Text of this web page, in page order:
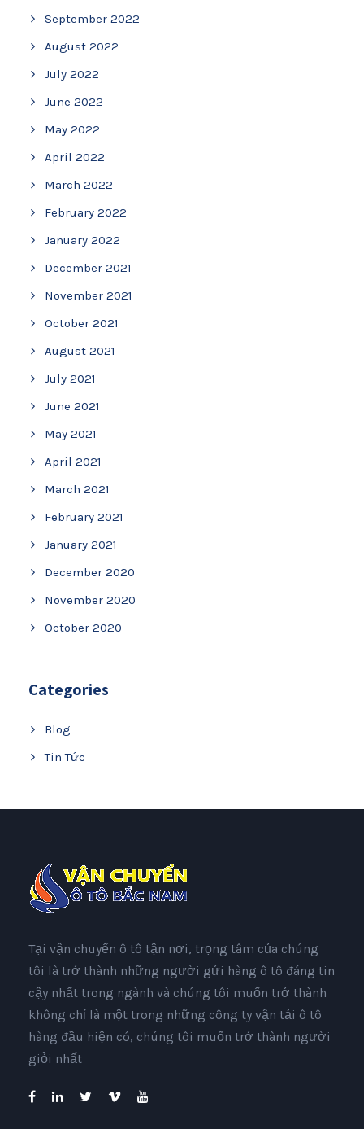
September 2022
August 2022
July 2022
June 2022
May 2022
April 2022
March 2022
February 2022
January 2022
December 2021
November 2021
October 2021
August 2021
July 2021
June 2021
May 2021
April 2021
March 2021
February 2021
January 2021
December 2020
November 2020
October 2020
Categories
Blog
Tin Tức
Tại vận chuyển ô tô tận nơi, trọng tâm của chúng
tôi là trở thành những người gửi hàng ô tô đáng tin
cậy nhất trong ngành và chúng tôi muốn trở thành
không chỉ là một trong những công ty vận tải ô tô
hàng đầu hiện có, chúng tôi muốn trở thành người
giỏi nhất